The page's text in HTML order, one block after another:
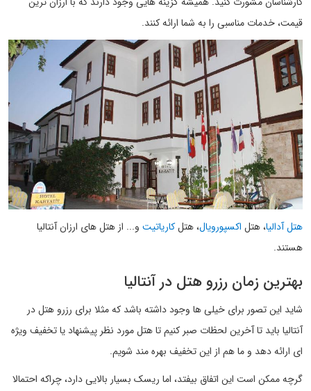
قیمت، خدمات مناسبی را به شما ارائه کنند.
هتل آدالیا، هتل اکسپورویال، هتلکاریاتیت و... از هتل های ارزان آنتالیا
هستند.
بهترین زمان رزرو هتل در آنتالیا
شاید این تصور برای خیلی ها وجود داشته باشد که مثلا برای رزرو هتل در
آنتالیا باید تا آخرین لحظات صبر کنیم تا هتل مورد نظر پیشنهاد یا تخفیف ویژه
ای ارائه دهد و ما هم از این تخفیف بهره مند شویم.
گرچه ممکن است این اتفاق بیفتد، اما ریسک بسیار بالایی دارد، چراکه احتمالا